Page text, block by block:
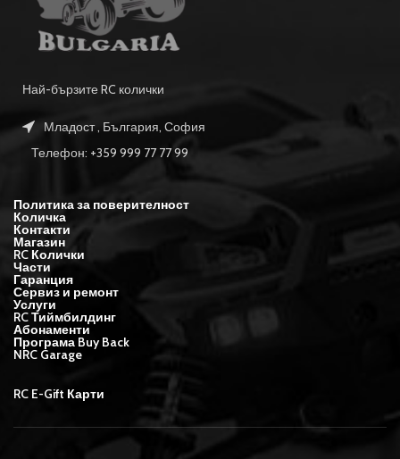
Най-бързите RC колички
Младост , България, София
Телефон: +359 999 77 77 99
Политика за поверителност
Количка
Контакти
Магазин
RC Колички
Части
Гаранция
Сервиз и ремонт
Услуги
RC Тиймбилдинг
Абонаменти
Програма Buy Back
NRC Garage
RC E-Gift Карти